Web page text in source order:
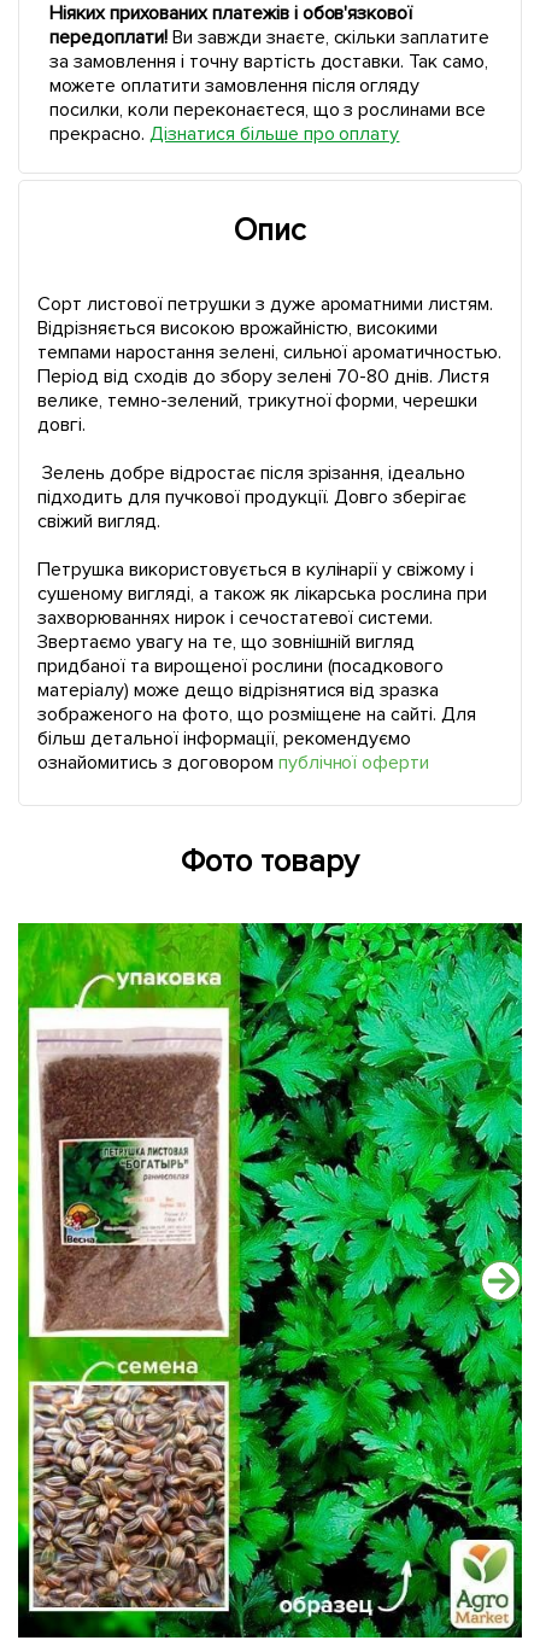
Ніяких прихованих платежів і обов'язкової
передоплати!Ви завжди знаєте, скільки заплатите
за замовлення і точну вартість доставки. Так само,
можете оплатити замовлення після огляду
посилки, коли переконаєтеся, що з рослинами все
прекрасно. Дізнатися більше про оплату
Опис
Сорт листової петрушки з дуже ароматними листям.
Відрізняється високою врожайністю, високими
темпами наростання зелені, сильної ароматичностью.
Період від сходів до збору зелені 70-80 днів. Листя
велике, темно-зелений, трикутної форми, черешки
довгі.
Зелень добре відростає після зрізання, ідеально
підходить для пучкової продукції. Довго зберігає
свіжий вигляд.
Петрушка використовується в кулінарії у свіжому і
сушеному вигляді, а також як лікарська рослина при
захворюваннях нирок і сечостатевої системи.
Звертаємо увагу на те, що зовнішній вигляд
придбаної та вирощеної рослини (посадкового
матеріалу) може дещо відрізнятися від зразка
зображеного на фото, що розміщене на сайті. Для
більш детальної інформації, рекомендуємо
ознайомитись з договором публічної оферти
Фото товару